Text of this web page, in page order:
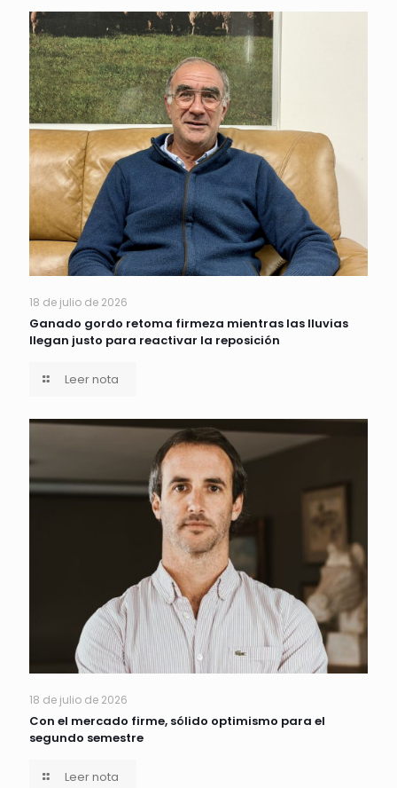
18 de julio de 2026
Ganado gordo retoma firmeza mientras las lluvias
llegan justo para reactivar la reposición
Leer nota
18 de julio de 2026
Con el mercado firme, sólido optimismo para el
segundo semestre
Leer nota